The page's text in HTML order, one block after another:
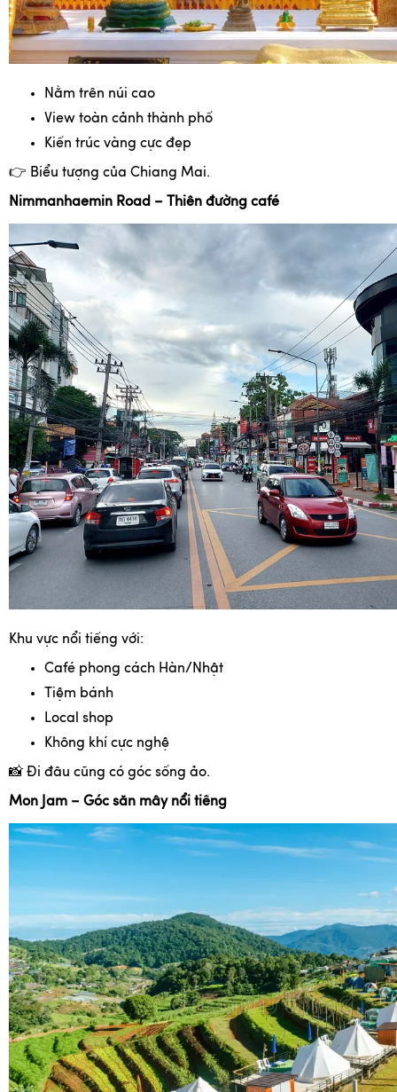
Nằm trên núi cao
View toàn cảnh thành phố
Kiến trúc vàng cực đẹp
👉 Biểu tượng của Chiang Mai.
Nimmanhaemin Road – Thiên đường café
Khu vực nổi tiếng với:
Café phong cách Hàn/Nhật
Tiệm bánh
Local shop
Không khí cực nghệ
📸 Đi đâu cũng có góc sống ảo.
Mon Jam – Góc săn mây nổi tiếng